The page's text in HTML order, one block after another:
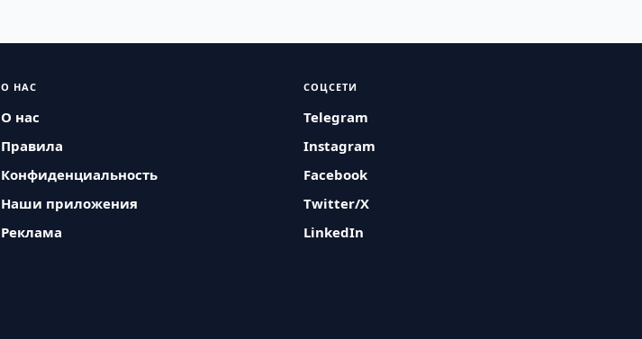
О НАС
О нас
Правила
Конфиденциальность
Наши приложения
Реклама
СОЦСЕТИ
Telegram
Instagram
Facebook
Twitter/X
LinkedIn